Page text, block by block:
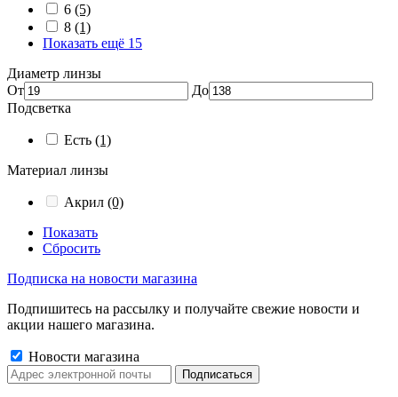
6 (5)
8 (1)
Показать ещё 15
Диаметр линзы
От
До
Подсветка
Есть (1)
Материал линзы
Акрил (0)
Показать
Сбросить
Подписка на новости магазина
Подпишитесь на рассылку и получайте свежие новости и
акции нашего магазина.
Новости магазина